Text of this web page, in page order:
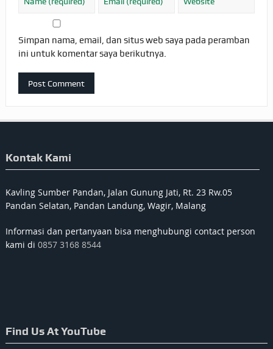
Simpan nama, email, dan situs web saya pada peramban
ini untuk komentar saya berikutnya.
Kontak Kami
Kavling Sumber Pandan, Jalan Gunung Jati, Rt. 23 Rw.05
Pandan Selatan, Pandan Landung, Wagir, Malang
Informasi dan pertanyaan bisa menghubungi contact person
kami di 0857 3168 8544
Find Us At YouTube